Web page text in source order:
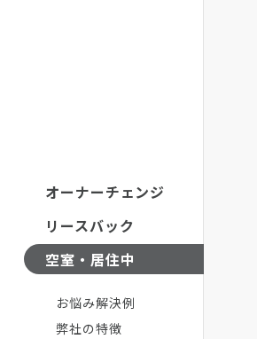
オーナーチェンジ
リースバック
空室・居住中
お悩み解決例
弊社の特徴